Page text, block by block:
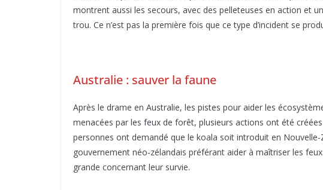
montrent aussi les secours, avec des pelleteuses en action et
trou. Ce n’est pas la première fois que ce type d’incident se
Australie : sauver la faune
Après le drame en Australie, les pistes pour aider les
menacées par les feux de forêt, plusieurs actions ont été
personnes ont demandé que le koala soit introduit en Nouvelle-
gouvernement néo-zélandais préférant aider à maîtriser les
grande concernant leur survie.